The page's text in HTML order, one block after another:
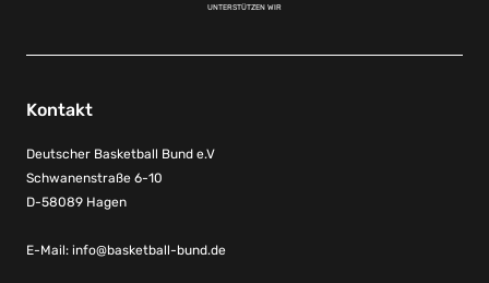
UNTERSTÜTZEN WIR
Kontakt
Deutscher Basketball Bund e.V
Schwanenstraße 6-10
D-58089 Hagen
E-Mail: info@basketball-bund.de